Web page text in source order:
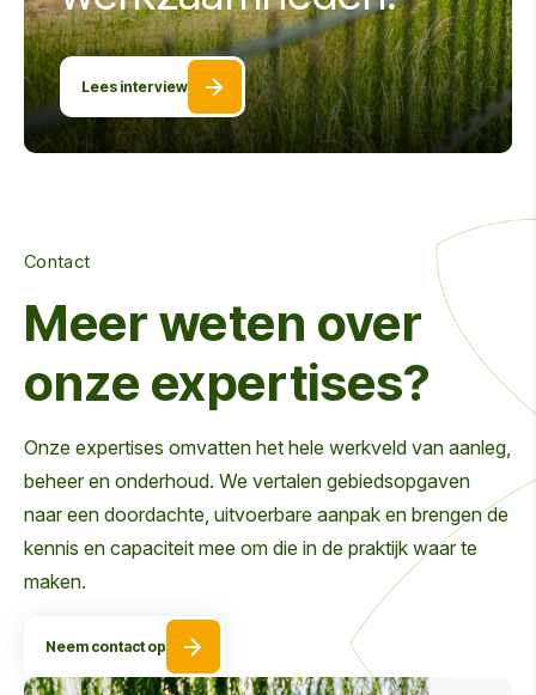
Lees interview
Contact
Meer weten over
onze expertises?
Onze expertises omvatten het hele werkveld van aanleg,
beheer en onderhoud. We vertalen gebiedsopgaven
naar een doordachte, uitvoerbare aanpak en brengen de
kennis en capaciteit mee om die in de praktijk waar te
maken.
Neem contact op